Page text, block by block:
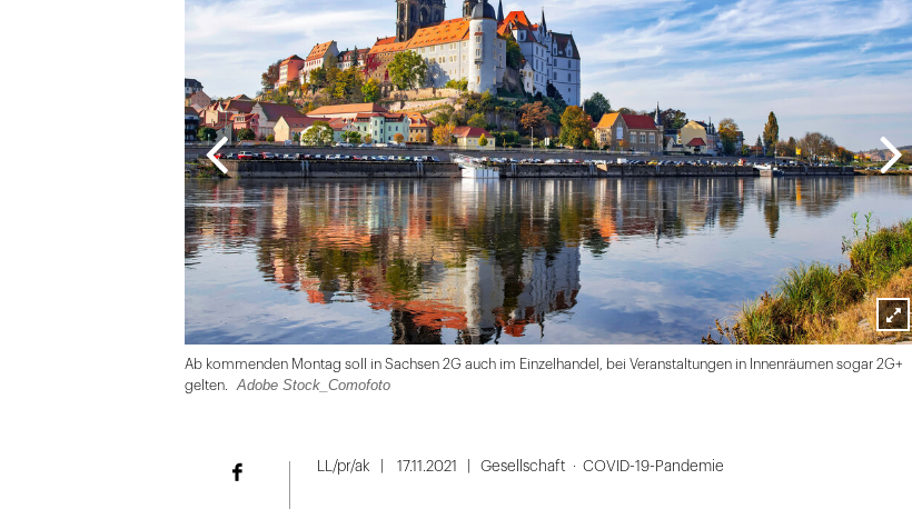
Ab kommenden Montag soll in Sachsen 2G auch im Einzelhandel, bei Veranstaltungen in Innenräumen sogar 2G+
gelten.
Adobe Stock_Comofoto
LL/pr/ak 17.11.2021 Gesellschaft COVID-19-Pandemie